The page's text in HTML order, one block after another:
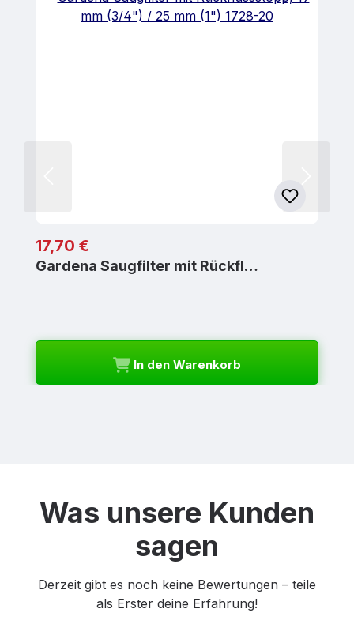
Regulärer Preis:
17,70 €
Gardena Saugfilter mit Rückfl…
In den Warenkorb
Was unsere Kunden
sagen
Derzeit gibt es noch keine Bewertungen – teile
als Erster deine Erfahrung!